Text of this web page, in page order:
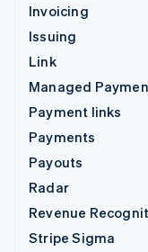
Invoicing
Issuing
Link
Managed
Payment links
Payments
Payouts
Radar
Revenue
Stripe Sigma